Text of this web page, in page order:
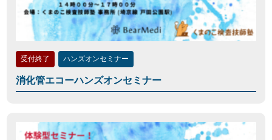
受付終了 ハンズオンセミナー
消化管エコーハンズオンセミナー